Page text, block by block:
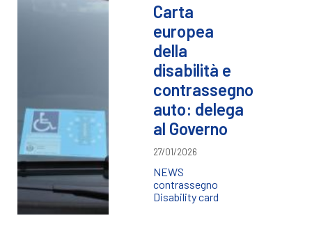
Carta
europea
della
disabilità e
contrassegno
auto: delega
al Governo
27/01/2026
NEWS
contrassegno
Disability card